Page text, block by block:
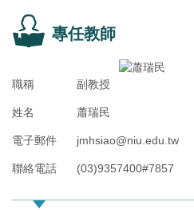
專任教師
職稱 副教授
姓名 蕭瑞民
電子郵件 jmhsiao@niu.edu.tw
聯絡電話 (03)9357400#7857